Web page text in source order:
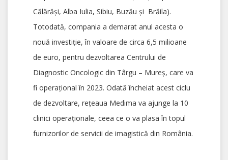
Călărăşi, Alba Iulia, Sibiu, Buzău și Brăila).
Totodată, compania a demarat anul acesta o
nouă investiție, în valoare de circa 6,5 milioane
de euro, pentru dezvoltarea Centrului de
Diagnostic Oncologic din Târgu – Mureş, care va
fi operațional în 2023. Odată încheiat acest ciclu
de dezvoltare, rețeaua Medima va ajunge la 10
clinici operaționale, ceea ce o va plasa în topul
furnizorilor de servicii de imagistică din România.